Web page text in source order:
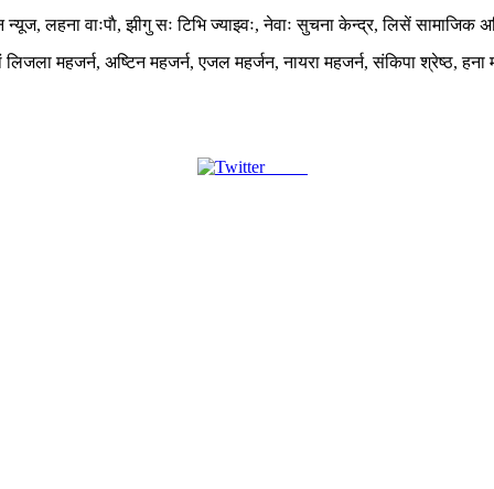
लहना वाःपाै, झीगु सः टिभि ज्याझ्वः, नेवाः सुचना केन्द्र, लिसें सामाजिक
महजर्न, अष्टिन महजर्न, एजल महर्जन, नायरा महजर्न, संकिपा श्रेष्ठ, हना
Tweet